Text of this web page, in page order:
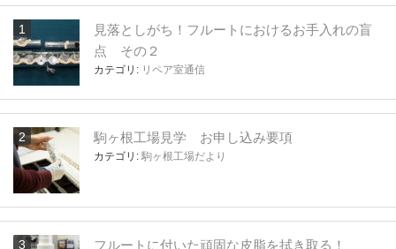
見落としがち！フルートにおけるお手入れの盲
点 その２
カテゴリ: リペア室通信
駒ヶ根工場見学 お申し込み要項
カテゴリ: 駒ヶ根工場だより
フルートに付いた頑固な皮脂を拭き取る！